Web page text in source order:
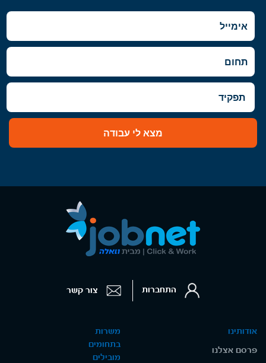
מצא לי עבודה
אודותינו
פרסם אצלנו
משרות
בתחומים
מובילים